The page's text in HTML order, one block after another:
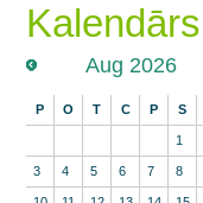
Kalendārs
Aug 2026
P O T C P S
1
3 4 5 6 7 8